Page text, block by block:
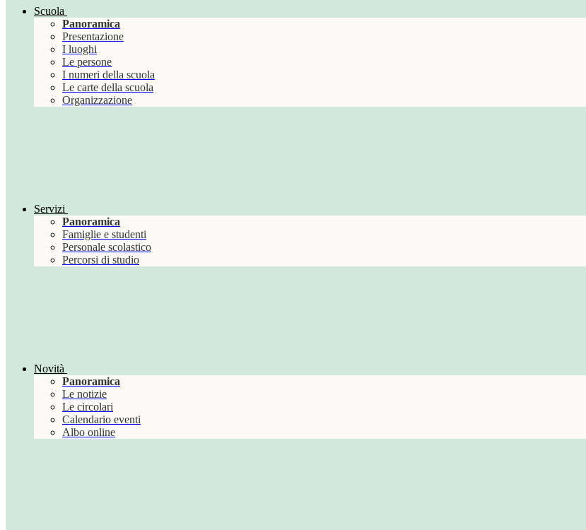
Scuola
Panoramica
Presentazione
I luoghi
Le persone
I numeri della scuola
Le carte della scuola
Organizzazione
Servizi
Panoramica
Famiglie e studenti
Personale scolastico
Percorsi di studio
Novità
Panoramica
Le notizie
Le circolari
Calendario eventi
Albo online